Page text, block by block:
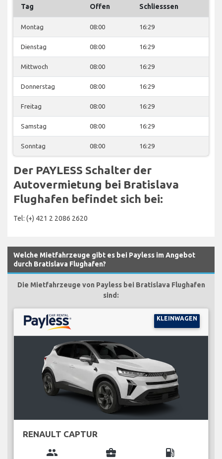
Tag Offen Schliesssen
Montag 08:00 16:29
Dienstag 08:00 16:29
Mittwoch 08:00 16:29
Donnerstag 08:00 16:29
Freitag 08:00 16:29
Samstag 08:00 16:29
Sonntag 08:00 16:29
Der PAYLESS Schalter der
Autovermietung bei Bratislava
Flughafen befindet sich bei:
Tel: (+) 421 2 2086 2620
Welche Mietfahrzeuge gibt es bei Payless im Angebot
durch Bratislava Flughafen?
Die Mietfahrzeuge von Payless bei Bratislava Flughafen
sind:
KLEINWAGEN
RENAULT CAPTUR
group business_center local_gas_station